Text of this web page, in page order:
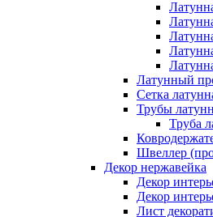
Латунный
Сетка
Трубы
Труба
Швеллер
Декор нержавейка
Декор
Декор
Лист